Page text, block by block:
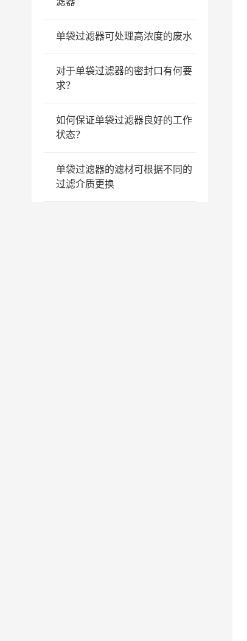
单袋过滤器可处理高浓度的废水
对于单袋过滤器的密封口有何要
求？
如何保证单袋过滤器良好的工作
状态？
单袋过滤器的滤材可根据不同的
过滤介质更换